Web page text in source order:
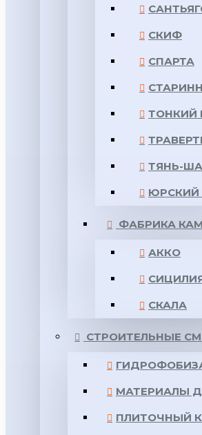
СКИФ
СПАРТА
ТОНКИЙ
ТЯНЬ-
ЮРСКИЙ
ФАБРИКА
АККО
СКАЛА
СТРОИТЕЛЬНЫЕ
МАТЕРИАЛЫ
ПЛИТОЧНЫЙ